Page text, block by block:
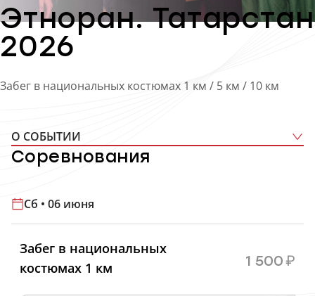
Этноран. Татарстан
2026
Забег в национальных костюмах 1 км / 5 км / 10 км
О СОБЫТИИ
Соревнования
Сб • 06 июня
Забег в национальных
костюмах 1 км
1 500₽